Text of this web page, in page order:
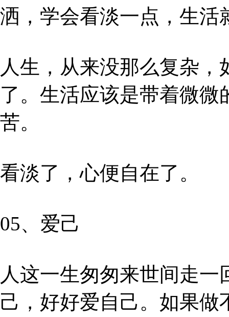
洒，学会看淡一点，生活
人生，从来没那么复杂
了。生活应该是带着微
苦。
看淡了，心便自在了。
05、爱己
人这一生匆匆来世间走
己，好好爱自己。如果